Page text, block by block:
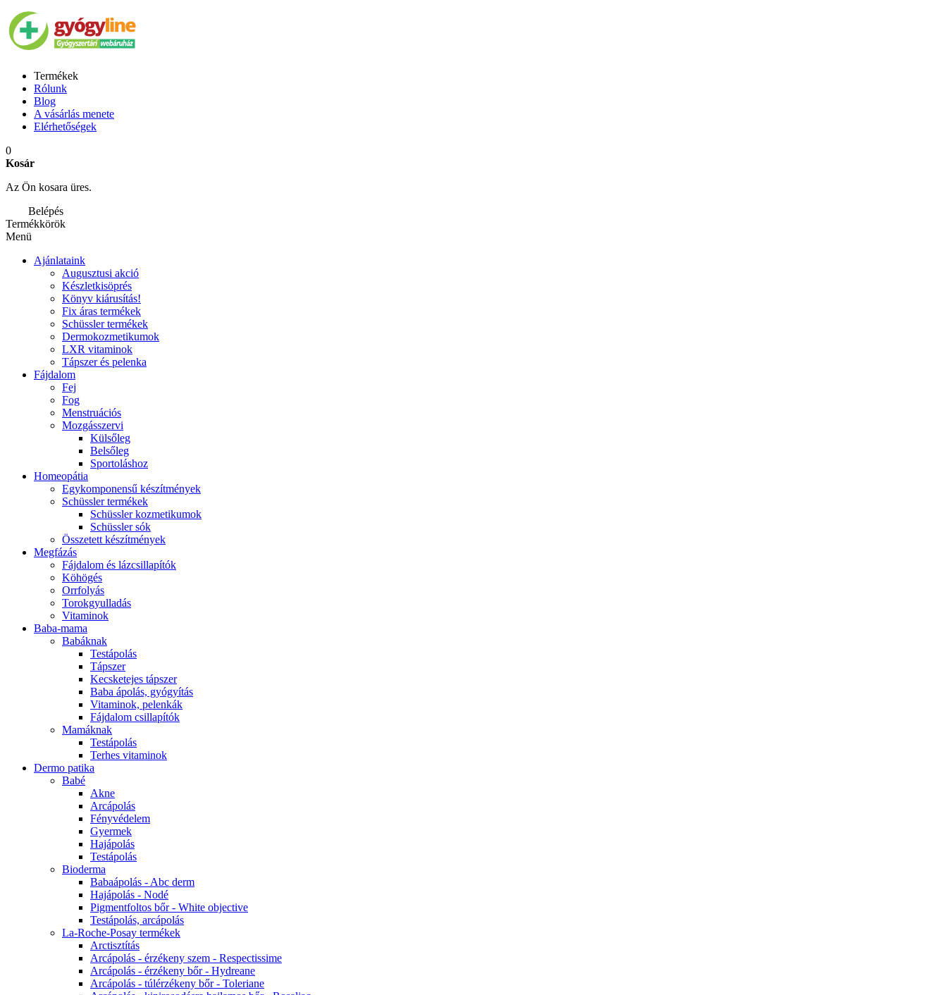
Termékek
Rólunk
Blog
A vásárlás menete
Elérhetőségek
0
Kosár
Az Ön kosara üres.
Belépés
Termékkörök
Menü
Ajánlataink
Augusztusi akció
Készletkisöprés
Könyv kiárusítás!
Fix áras termékek
Schüssler termékek
Dermokozmetikumok
LXR vitaminok
Tápszer és pelenka
Fájdalom
Fej
Fog
Menstruációs
Mozgásszervi
Külsőleg
Belsőleg
Sportoláshoz
Homeopátia
Egykomponensű készítmények
Schüssler termékek
Schüssler kozmetikumok
Schüssler sók
Összetett készítmények
Megfázás
Fájdalom és lázcsillapítók
Köhögés
Orrfolyás
Torokgyulladás
Vitaminok
Baba-mama
Babáknak
Testápolás
Tápszer
Kecsketejes tápszer
Baba ápolás, gyógyítás
Vitaminok, pelenkák
Fájdalom csillapítók
Mamáknak
Testápolás
Terhes vitaminok
Dermo patika
Babé
Akne
Arcápolás
Fényvédelem
Gyermek
Hajápolás
Testápolás
Bioderma
Babaápolás - Abc derm
Hajápolás - Nodé
Pigmentfoltos bőr - White objective
Testápolás, arcápolás
La-Roche-Posay termékek
Arctisztítás
Arcápolás - érzékeny szem - Respectissime
Arcápolás - érzékeny bőr - Hydreane
Arcápolás - túlérzékeny bőr - Toleriane